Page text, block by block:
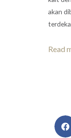
akan
Read